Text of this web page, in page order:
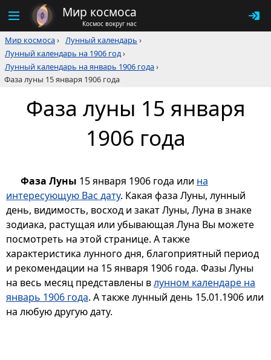
Мир космоса
Космос вокруг нас
Мир космоса› Лунный календарь ›
Лунный календарь на 1906 год›
Лунный календарь на январь 1906 года›
Фаза луны 15 января 1906 года
Фаза луны 15 января
1906 года
Фаза Луны 15 января 1906 года или на
интересующую Вас дату. Какая фаза Луны, лунный
день, видимость, восход и закат Луны, Луна в знаке
зодиака, растущая или убывающая Луна Вы можете
посмотреть на этой странице. А также
характеристика лунного дня, благоприятный период
и рекомендации на 15 января 1906 года. Фазы Луны
на весь месяц представлены влунном календаре на
январь 1906 года. А также лунный день 15.01.1906 или
на любую другую дату.